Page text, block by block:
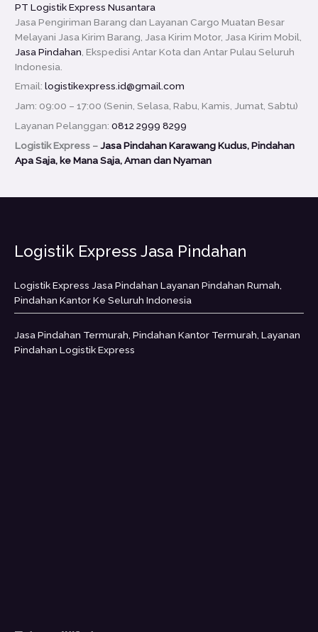
PT Logistik Express Nusantara
Jasa Pengiriman Barang dan Layanan Cargo Muatan Besar
Melayani Jasa Kirim Barang, Jasa Kirim Motor, Jasa Kirim Mobil,
Jasa Pindahan , Ekspedisi Antar Kota dan Antar Pulau Seluruh
Indonesia.
Email:logistikexpress.id@gmail.com
Jam: 09:00 – 17:00 (Senin, Selasa, Rabu, Kamis, Jumat, Sabtu)
Layanan Pelanggan:0812 2999 8299
Logistik Express –Jasa Pindahan Karawang Kudus, Pindahan
Apa Saja, ke Mana Saja, Aman dan Nyaman
Logistik Express Jasa Pindahan
Logistik Express Jasa Pindahan Layanan Pindahan Rumah,
Pindahan Kantor Ke Seluruh Indonesia
Jasa Pindahan Termurah, Pindahan Kantor Termurah, Layanan
Pindahan Logistik Express